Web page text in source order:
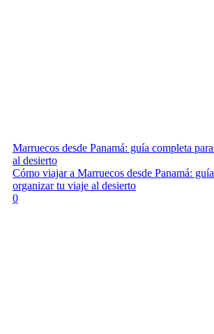
Marruecos desde Panamá: guía completa
al desierto
Cómo viajar a Marruecos desde Panamá:
organizar tu viaje al desierto
0